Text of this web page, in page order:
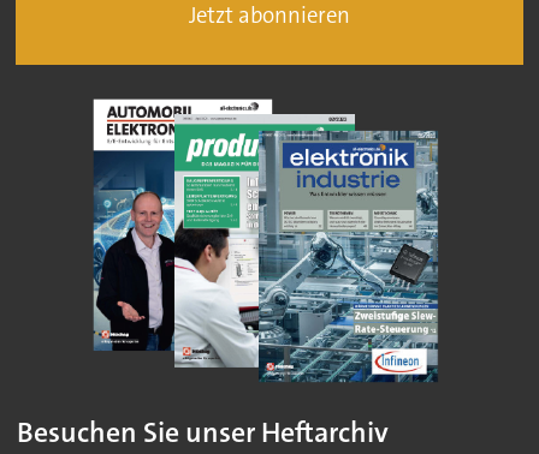
Jetzt abonnieren
Besuchen Sie unser Heftarchiv